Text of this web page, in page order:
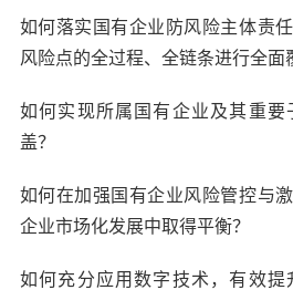
如何落实国有企业防风险主体责
风险点的全过程、全链条进行全面
如何实现所属国有企业及其重要
盖？
如何在加强国有企业风险管控与
企业市场化发展中取得平衡？
如何充分应用数字技术，有效